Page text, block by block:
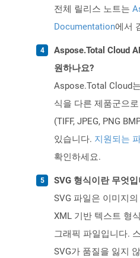
전체 릴리스 노트는
Documentation에서
Aspose.Total Cloud
원하나요?
Aspose.Total Cloud
식을 다른 제품군으로
(TIFF, JPEG, PNG
있습니다. 지원되는
확인하세요.
SVG 형식이란 무엇
SVG 파일은 이미지
XML 기반 텍스트 형
그래픽 파일입니다.
SVG가 품질을 잃지